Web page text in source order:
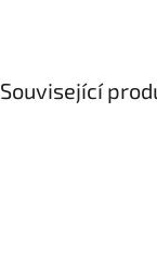
Související